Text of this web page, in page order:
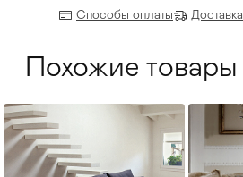
Способы оплаты Доставка
Похожие товары